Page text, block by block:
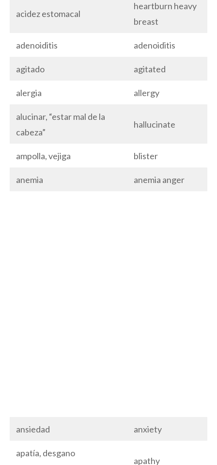
acidez estomacal
heartburn heavy
breast
adenoiditis adenoiditis
agitado agitated
alergia allergy
alucinar, “estar mal de la
cabeza”
hallucinate
ampolla, vejiga blister
anemia anemia anger
ansiedad anxiety
apatía, desgano
apathy